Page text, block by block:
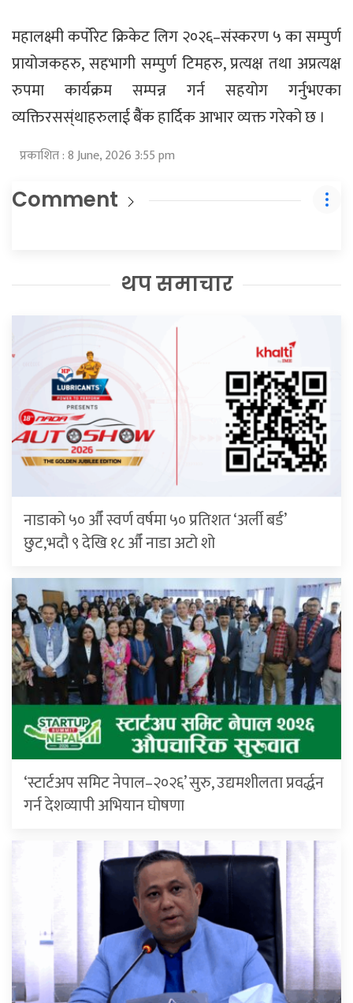
महालक्ष्मी कर्पोरेट क्रिकेट लिग २०२६–संस्करण ५ का सम्पुर्ण
प्रायोजकहरु, सहभागी सम्पुर्ण टिमहरु, प्रत्यक्ष तथा अप्रत्यक्ष
रुपमा कार्यक्रम सम्पन्न गर्न सहयोग गर्नुभएका
व्यक्तिरसस्ंथाहरुलाई बैैंक हार्दिक आभार व्यक्त गरेको छ ।
प्रकाशित : 8 June, 2026 3:55 pm
Comment
थप समाचार
नाडाको ५० औँ स्वर्ण वर्षमा ५० प्रतिशत ‘अर्ली बर्ड’
छुट,भदौ ९ देखि १८ औँ नाडा अटो शो
‘स्टार्टअप समिट नेपाल–२०२६’ सुरु, उद्यमशीलता प्रवर्द्धन
गर्न देशव्यापी अभियान घोषणा